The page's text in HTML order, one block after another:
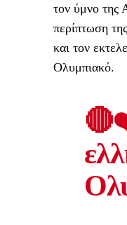
τον ύμνο της
περίπτωση
και τον
Ολυμπιακό.